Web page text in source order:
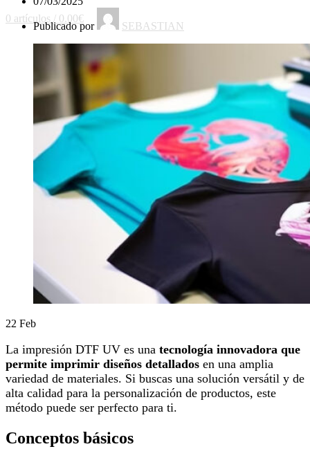
0 artículos / 0.00€
Publicado por SEBASTIAN
22 Feb
La impresión DTF UV es una tecnología innovadora que
permite imprimir diseños detallados en una amplia
variedad de materiales. Si buscas una solución versátil y de
alta calidad para la personalización de productos, este
método puede ser perfecto para ti.
Conceptos básicos